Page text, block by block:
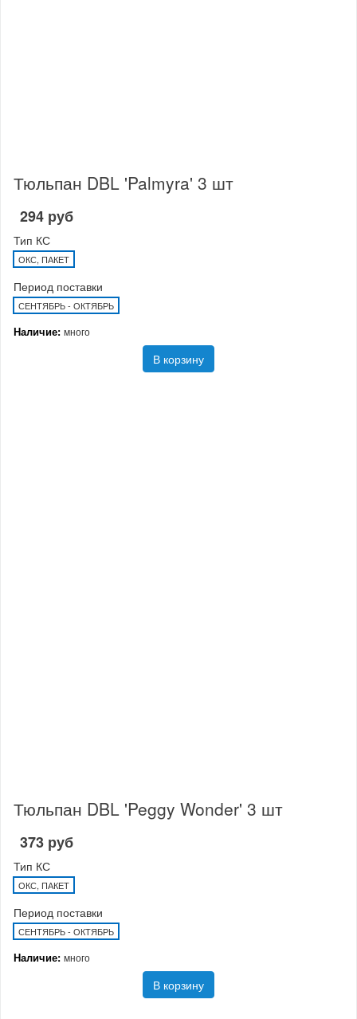
Тюльпан DBL 'Palmyra' 3 шт
294 руб
Тип КС
ОКС, ПАКЕТ
Период поставки
СЕНТЯБРЬ - ОКТЯБРЬ
Наличие: много
В корзину
Тюльпан DBL 'Peggy Wonder' 3 шт
373 руб
Тип КС
ОКС, ПАКЕТ
Период поставки
СЕНТЯБРЬ - ОКТЯБРЬ
Наличие: много
В корзину